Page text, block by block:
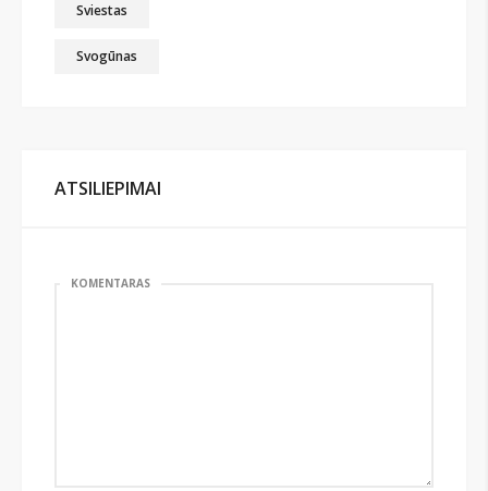
Sviestas
Svogūnas
ATSILIEPIMAI
KOMENTARAS